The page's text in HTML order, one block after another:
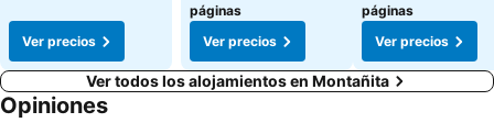
Ver precios
páginas
Ver precios
páginas
Ver precios
Ver todos los alojamientos en Montañita
Opiniones